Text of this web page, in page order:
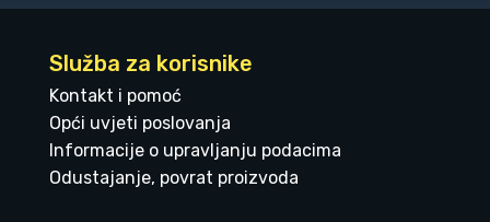
Služba za korisnike
Kontakt i pomoć
Opći uvjeti poslovanja
Informacije o upravljanju podacima
Odustajanje, povrat proizvoda